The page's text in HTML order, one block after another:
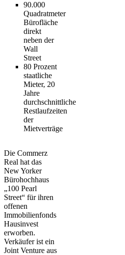
90.000
Quadratmeter
Bürofläche
direkt
neben der
Wall
Street
80 Prozent
staatliche
Mieter, 20
Jahre
durchschnittliche
Restlaufzeiten
der
Mietverträge
Die Commerz
Real hat das
New Yorker
Bürohochhaus
„100 Pearl
Street“ für ihren
offenen
Immobilienfonds
Hausinvest
erworben.
Verkäufer ist ein
Joint Venture aus